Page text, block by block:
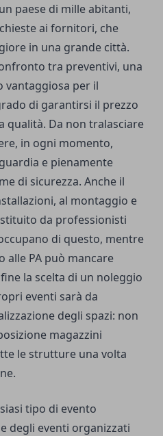
paese di mille abitanti,
ai fornitori, che
in una grande città.
tra preventivi, una
vantaggiosa per il
di garantirsi il prezzo
qualità. Da non tralasciare
in ogni momento,
e pienamente
di sicurezza. Anche il
al montaggio e
da professionisti
di questo, mentre
alle PA può mancare
la scelta di un noleggio
eventi sarà da
degli spazi: non
magazzini
le strutture una volta
tipo di evento
degli eventi organizzati